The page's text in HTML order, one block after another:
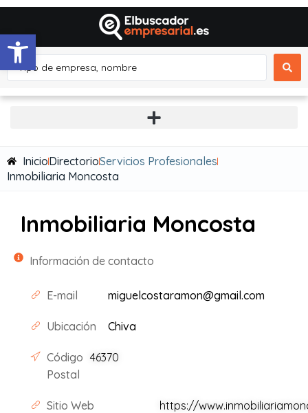
Abrir barra de herramientas
InicioDirectorioServicios Profesionales
Inmobiliaria Moncosta
Inmobiliaria Moncosta
Información de contacto
E-mail miguelcostaramon@gmail.com
Ubicación Chiva
Código
Postal
46370
Sitio Web https://